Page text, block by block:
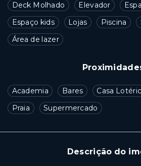
Deck Molhado
Elevador
Espaço kids
Lojas Piscina
Área de lazer
Academia Bares Casa
Praia
Supermercado
Descrição do